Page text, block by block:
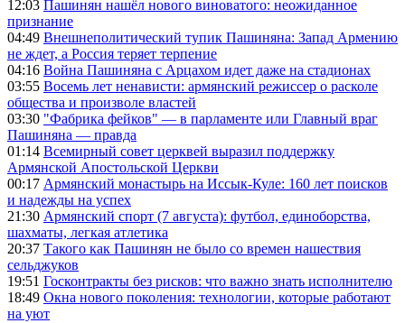
12:03 Пашинян нашёл нового виноватого: неожиданное
признание
04:49 Внешнеполитический тупик Пашиняна: Запад Армению
не ждет, а Россия теряет терпение
04:16 Война Пашиняна с Арцахом идет даже на стадионах
03:55 Восемь лет ненависти: армянский режиссер о расколе
общества и произволе властей
03:30 "Фабрика фейков" — в парламенте или Главный враг
Пашиняна — правда
01:14 Всемирный совет церквей выразил поддержку
Армянской Апостольской Церкви
00:17 Армянский монастырь на Иссык-Куле: 160 лет поисков
и надежды на успех
21:30 Армянский спорт (7 августа): футбол, единоборства,
шахматы, легкая атлетика
20:37 Такого как Пашинян не было со времен нашествия
сельджуков
19:51 Госконтракты без рисков: что важно знать исполнителю
18:49 Окна нового поколения: технологии, которые работают
на уют